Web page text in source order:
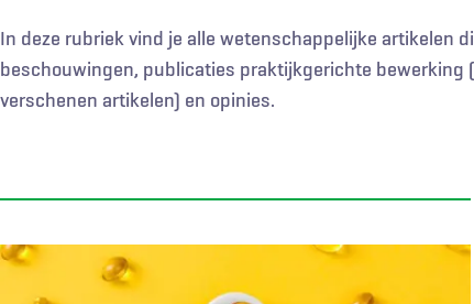
Digitale zorg Levenseinde
In deze rubriek vind je alle wetenschappelijke artikelen
beschouwingen, publicaties praktijkgerichte
verschenen artikelen) en opinies.